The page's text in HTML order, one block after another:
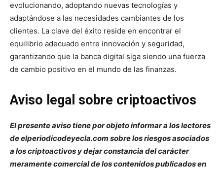
evolucionando, adoptando nuevas tecnologías y
adaptándose a las necesidades cambiantes de los
clientes. La clave del éxito reside en encontrar el
equilibrio adecuado entre innovación y seguridad,
garantizando que la banca digital siga siendo una fuerza
de cambio positivo en el mundo de las finanzas.
Aviso legal sobre criptoactivos
El presente aviso tiene por objeto informar a los lectores
de elperiodicodeyecla.com sobre los riesgos asociados
a los criptoactivos y dejar constancia del carácter
meramente comercial de los contenidos publicados en